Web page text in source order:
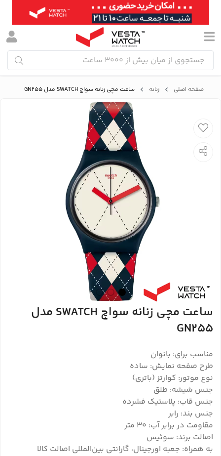
صفحه اصلی زنانه ساعت مچی زنانه سواچ SWATCH مدل GN255
ساعت مچی زنانه سواچ SWATCH مدل
GN255
مناسب برای: بانوان
طرح صفحه نمایش: ساده
نوع موتور: کوارتز (باتری)
جنس شیشه: طلق
جنس قاب: پلاستیک فشرده
جنس بند: رابر
مقاومت در برابر آب: 30 متر
اصالت برند: سوئیس
به همراه: جعبه اورجینال، گارانتی بین‌المللی اصالت کالا